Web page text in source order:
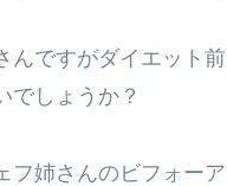
んですがダイエット
でしょうか？
フ姉さんのビフォー